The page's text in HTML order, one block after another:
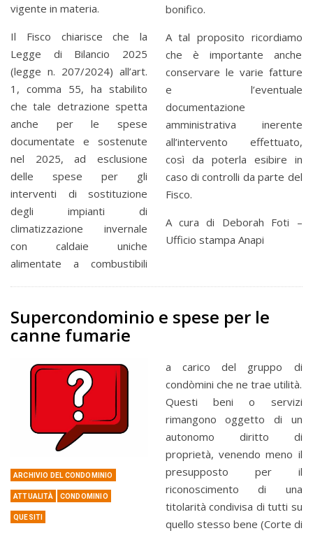
vigente in materia.
Il Fisco chiarisce che la
Legge di Bilancio 2025
(legge n. 207/2024) all’art.
1, comma 55, ha stabilito
che tale detrazione spetta
anche per le spese
documentate e sostenute
nel 2025, ad esclusione
delle spese per gli
interventi di sostituzione
degli impianti di
climatizzazione invernale
con caldaie uniche
alimentate a combustibili
bonifico.
A tal proposito ricordiamo
che è importante anche
conservare le varie fatture
e l’eventuale
documentazione
amministrativa inerente
all’intervento effettuato,
così da poterla esibire in
caso di controlli da parte del
Fisco.
A cura di Deborah Foti –
Ufficio stampa Anapi
Supercondominio e spese per le
canne fumarie
ARCHIVIO DEL CONDOMINIO
ATTUALITÀ CONDOMINIO
QUESITI
a carico del gruppo di
condòmini che ne trae utilità.
Questi beni o servizi
rimangono oggetto di un
autonomo diritto di
proprietà, venendo meno il
presupposto per il
riconoscimento di una
titolarità condivisa di tutti su
quello stesso bene (Corte di